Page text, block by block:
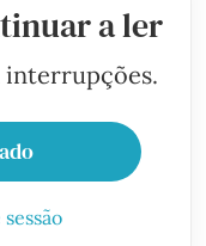
a ler
interrupções.